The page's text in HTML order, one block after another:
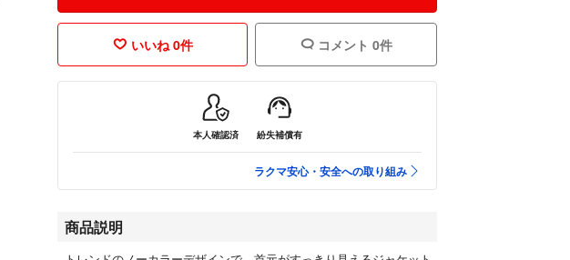
いいね 0件 コメント 0件
本人確認済 紛失補償有
ラクマ安心・安全への取り組み
商品説明